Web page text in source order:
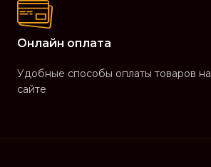
Онлайн оплата
Удобные способы оплаты товаров на
сайте